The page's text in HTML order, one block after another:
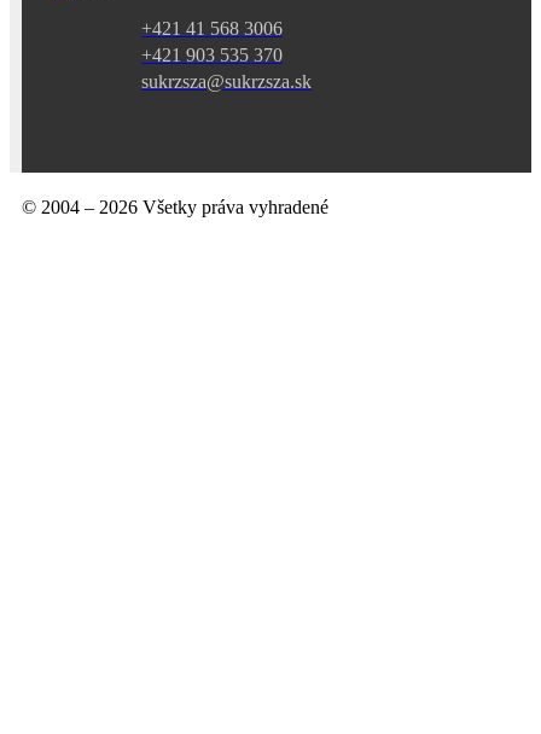
+421 41 568 3006
+421 903 535 370
sukrzsza@sukrzsza.sk
© 2004 – 2026 Všetky práva vyhradené